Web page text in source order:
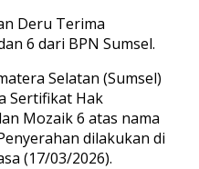
Deru Terima
6 dari BPN Sumsel.
Selatan (Sumsel)
Sertifikat Hak
Mozaik 6 atas nama
dilakukan di
(17/03/2026).